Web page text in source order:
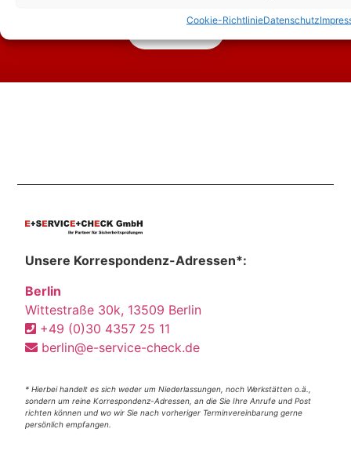
Cookie-RichtlinieDatenschutz
Unsere Korrespondenz-Adressen*:
Berlin
Wittestraße 30k, 13509 Berlin
+49 (0)30 4357 25 11
berlin@e-service-check.de
* Hierbei handelt es sich weder um Niederlassungen, noch Werkstätten o.ä.,
sondern um reine Korrespondenz-Adressen, an die Sie Ihre Anrufe und Post
richten können und wo wir Sie nach vorheriger Terminvereinbarung gerne
persönlich empfangen.